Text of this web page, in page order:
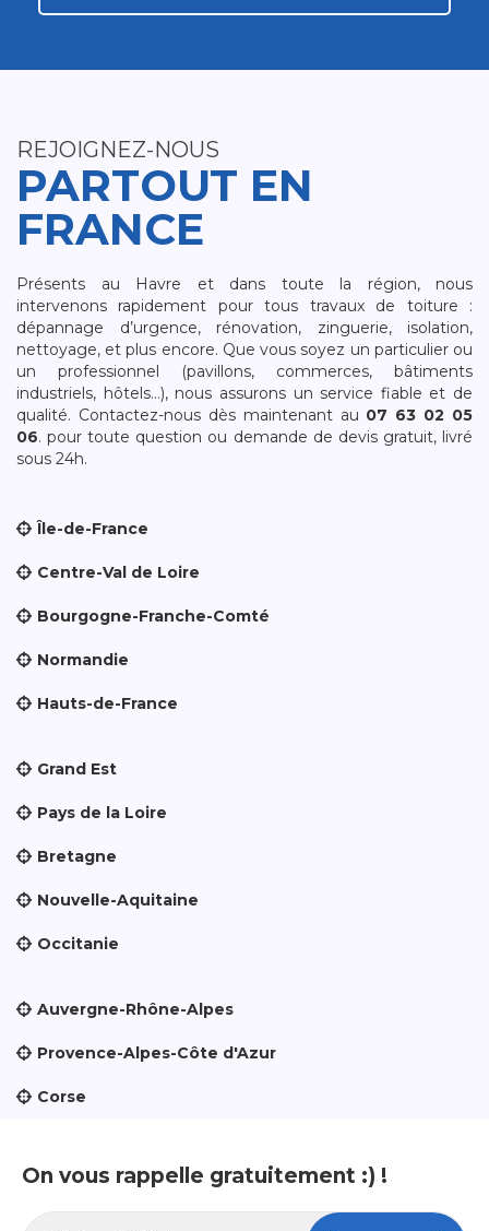
REJOIGNEZ-NOUS
PARTOUT EN
FRANCE
Présents au Havre et dans toute la région, nous
intervenons rapidement pour tous travaux de toiture :
dépannage d’urgence, rénovation, zinguerie, isolation,
nettoyage, et plus encore. Que vous soyez un particulier ou
un professionnel (pavillons, commerces, bâtiments
industriels, hôtels…), nous assurons un service fiable et de
qualité. Contactez-nous dès maintenant au 07 63 02 05
06. pour toute question ou demande de devis gratuit, livré
sous 24h.
Île-de-France
Centre-Val de Loire
Bourgogne-Franche-Comté
Normandie
Hauts-de-France
Grand Est
Pays de la Loire
Bretagne
Nouvelle-Aquitaine
Occitanie
Auvergne-Rhône-Alpes
Provence-Alpes-Côte d'Azur
Corse
On vous rappelle gratuitement :) !